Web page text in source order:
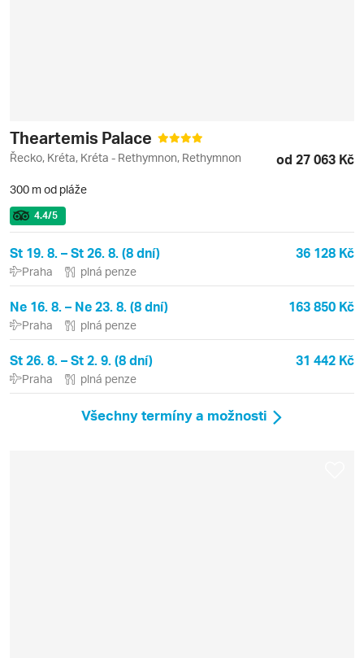
Theartemis Palace
Řecko, Kréta, Kréta - Rethymnon, Rethymnon od 27 063 Kč
300 m od pláže
4.4/5
St 19. 8. – St 26. 8. (8 dní) 36 128 Kč
Praha plná penze
Ne 16. 8. – Ne 23. 8. (8 dní) 163 850 Kč
Praha plná penze
St 26. 8. – St 2. 9. (8 dní) 31 442 Kč
Praha plná penze
Všechny termíny a možnosti